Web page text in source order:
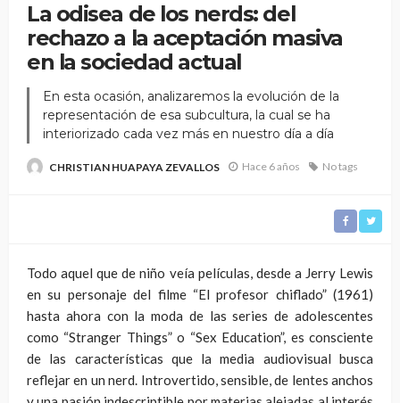
La odisea de los nerds: del
rechazo a la aceptación masiva
en la sociedad actual
En esta ocasión, analizaremos la evolución de la
representación de esa subcultura, la cual se ha
interiorizado cada vez más en nuestro día a día
CHRISTIAN HUAPAYA ZEVALLOS Hace 6 años No tags
Todo aquel que de niño veía películas, desde a Jerry Lewis
en su personaje del filme “El profesor chiflado” (1961)
hasta ahora con la moda de las series de adolescentes
como “Stranger Things” o “Sex Education”, es consciente
de las características que la media audiovisual busca
reflejar en un nerd. Introvertido, sensible, de lentes anchos